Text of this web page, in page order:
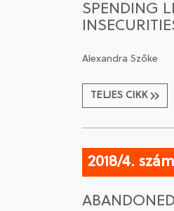
SPENDING
Alexandra Szőke
TELJES CIKK
2018/4. szám